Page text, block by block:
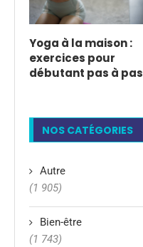
Yoga à la maison :
exercices pour
débutant pas à pas
NOS CATÉGORIES
Autre
(1 905)
Bien-être
(1 743)